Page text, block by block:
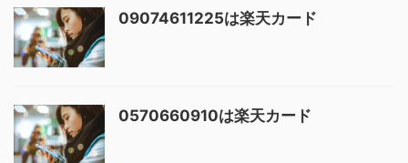
09074611225は楽天カード
0570660910は楽天カード